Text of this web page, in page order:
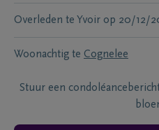
Overleden te Yvoir op 20/12/
Woonachtig te Cognelee
Stuur een